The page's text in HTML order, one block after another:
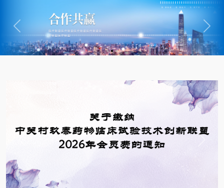
Previous Next